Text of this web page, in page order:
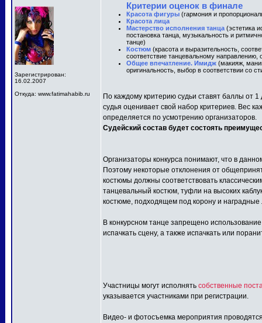
Зарегистрирован:
16.02.2007
Откуда: www.fatimahabib.ru
Критерии оценок в финале
Красота фигуры (гармония и
Красота лица
Мастерство исполнения танца (эстетика
постановка танца, музыкальность и
танце)
Костюм (красота и выразительность,
соответствие танцевальному направлению,
Общее впечатление. Имидж (макияж,
оригинальность, выбор в соответствии со
По каждому критерию судьи ставят баллы от
судья оценивает свой набор критериев. Вес
определяется по усмотрению организаторов.
Судейский состав будет состоять
Организаторы конкурса понимают, что в
Поэтому некоторые отклонения от
костюмы должны соответствовать
танцевальный костюм, туфли на высоких
костюме, подходящем под корону и наградные
В конкурсном танце запрещено
испачкать сцену, а также испачкать или
Участницы могут исполнять собственные
указывается участниками при регистрации.
Видео- и фотосъемка мероприятия